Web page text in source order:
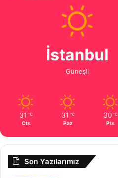
İstanbul
Güneşli
31 ℃
Cts
31 ℃
Paz
30 ℃
Pts
Son Yazılarımız